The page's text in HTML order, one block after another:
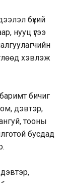
бүхий
нууц үгээ
хэвлэж
баримт бичиг
дэвтэр,
тооны
бусдад